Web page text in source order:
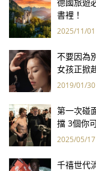
書裡！
2025/11/01
不要因為
女孩正掀
2019/01/30
第一次碰
擋 3個你
2025/05/17
千禧世代